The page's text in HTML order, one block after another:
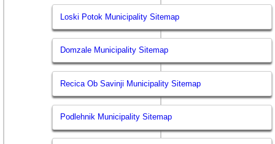
Loski Potok Municipality Sitemap
Domzale Municipality Sitemap
Recica Ob Savinji Municipality Sitemap
Podlehnik Municipality Sitemap